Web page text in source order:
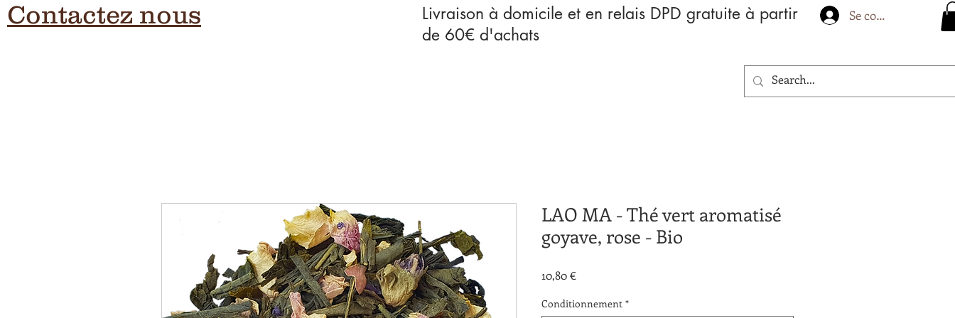
Contactez nous
Livraison à domicile et en relais DPD gratuite à partir
de 60€ d'achats
Se connecter
LAO MA - Thé vert aromatisé
goyave, rose - Bio
10,80 €Prix
Conditionnement *